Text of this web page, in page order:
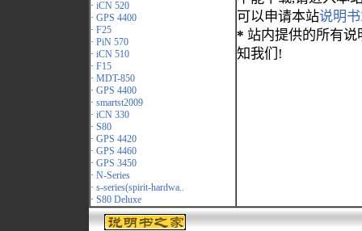
· iCN 520
· GPS 4400
· F25
· PiN 570
· iCN 510
· F15
· MDT-850
· GPS 4400
· smartst2009
· iCN 330
· S80
· GPS 4420
· GPS 4460
· GPS 3450
· N-Series
· s-series(spirit-hardwa..
· S80 Deluxe
可以申请本站说明
* 站内提供的所有
知我们!